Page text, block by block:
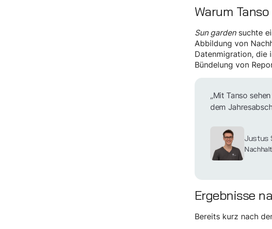
Warum Tanso
Sun gardensuchte
Abbildung von
Datenmigration, die
Bündelung von
„Mit Tanso
dem
Justus
Ergebnisse
Bereits kurz nach